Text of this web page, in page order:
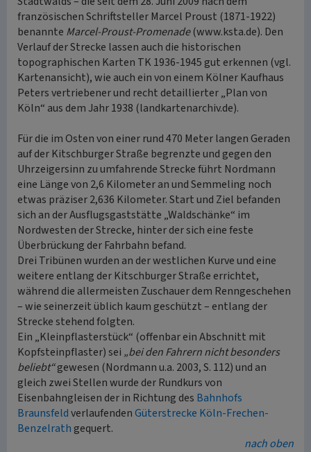
französischen Schriftsteller Marcel Proust (1871-1922)
benannte Marcel-Proust-Promenade(www.ksta.de). Den
Verlauf der Strecke lassen auch die historischen
topographischen Karten TK 1936-1945 gut erkennen (vgl.
Kartenansicht), wie auch ein von einem Kölner Kaufhaus
Peters vertriebener und recht detaillierter „Plan von
Köln“ aus dem Jahr 1938 (landkartenarchiv.de).
Für die im Osten von einer rund 470 Meter langen Geraden
auf der Kitschburger Straße begrenzte und gegen den
Uhrzeigersinn zu umfahrende Strecke führt Nordmann
eine Länge von 2,6 Kilometer an und Semmeling noch
etwas präziser 2,636 Kilometer. Start und Ziel befanden
sich an der Ausflugsgaststätte „Waldschänke“ im
Nordwesten der Strecke, hinter der sich eine feste
Überbrückung der Fahrbahn befand.
Drei Tribünen wurden an der westlichen Kurve und eine
weitere entlang der Kitschburger Straße errichtet,
während die allermeisten Zuschauer dem Renngeschehen
– wie seinerzeit üblich kaum geschützt – entlang der
Strecke stehend folgten.
Ein „Kleinpflasterstück“ (offenbar ein Abschnitt mit
Kopfsteinpflaster) sei „bei den Fahrern nicht besonders
beliebt“gewesen (Nordmann u.a. 2003, S. 112) und an
gleich zwei Stellen wurde der Rundkurs von
Eisenbahngleisen der in Richtung des Bahnhofs
BraunsfeldverlaufendenGüterstrecke Köln-Frechen-
Benzelrath gequert.
nach oben